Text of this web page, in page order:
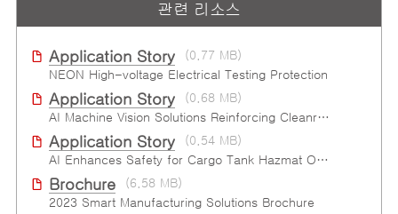
관련 리소스
Application Story
(0.77 MB)
NEON High-voltage Electrical Testing Protection
Application Story
(0.68 MB)
AI Machine Vision Solutions Reinforcing Cleanroom Entry Procedures
Application Story
(0.54 MB)
AI Enhances Safety for Cargo Tank Hazmat Oﬄoad at Semiconductor Factory
Brochure
(6.58 MB)
2023 Smart Manufacturing Solutions Brochure